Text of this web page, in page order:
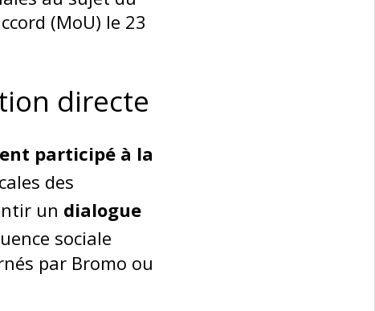
(MoU) le 23
directe
participé à la
des
un dialogue
sociale
par Bromo ou